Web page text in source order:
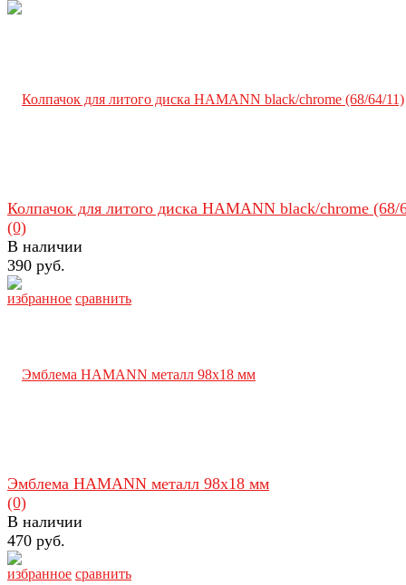
избранное сравнить
Колпачок для литого диска HAMANN black/chrome (68/
(0)
В наличии
390 руб.
избранное сравнить
Эмблема HAMANN металл 98х18 мм
(0)
В наличии
470 руб.